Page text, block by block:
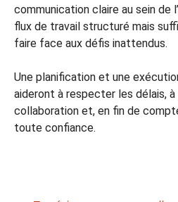
communication claire au sein de
flux de travail structuré mais
faire face aux défis inattendus.
Une planification et une
aideront à respecter les délais, à
collaboration et, en fin de
toute confiance.